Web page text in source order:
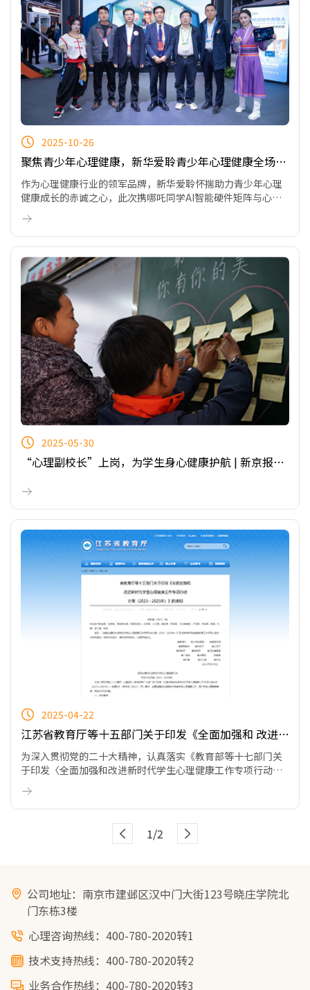
2025-10-26
聚焦青少年心理健康，新华爱聆青少年心理健康全场景
解决方案于2025青岛教装展获瞩目
作为心理健康行业的领军品牌，新华爱聆怀揣助力青少年心理
健康成长的赤诚之心，此次携哪吒同学AI智能硬件矩阵与心理
云平台系列重磅亮相，凭借独树一帜的产品优势，新华爱聆在
众多参展品牌中脱颖而出，在这场行业盛典中镌刻下“科技守
护心灵”的鲜明品牌印记。
2025-05-30
“心理副校长”上岗，为学生身心健康护航 | 新京报社
2025-04-22
江苏省教育厅等十五部门关于印发《全面加强和 改进新
时代学生心理健康工作专项行动 方案（2023—2025
年）》的通知
为深入贯彻党的二十大精神，认真落实《教育部等十七部门关
于印发〈全面加强和改进新时代学生心理健康工作专项行动计
划（2023—2025年）〉的通知》（教体艺〔2023〕1号）要
求，全面加强和改进新时代我省学生心理健康工作，提升学生
心理健康素养，制定本行动方案。
1/2
公司地址：南京市建邺区汉中门大街123号晓庄学院北
门东栋3楼
心理咨询热线：400-780-2020转1
技术支持热线：400-780-2020转2
业务合作热线：400-780-2020转3